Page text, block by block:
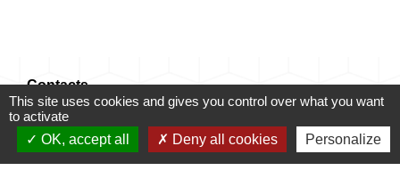
Contacts
Commune de Champrond-en-Gâtine
72 Grande Rue
28240 Champrond-en-Gâtine - FRANCE
This site uses cookies and gives you control over what you want
to activate
OK, accept all
Deny all cookies Personalize